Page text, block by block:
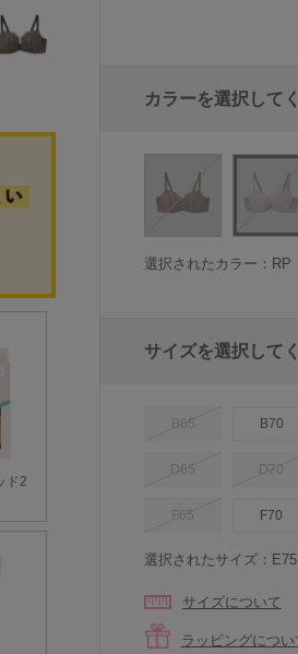
カラーを選択して
選択されたカラー：RP
サイズを選択して
B65 B70
D65 D70
F65 F70
選択されたサイズ：E75
サイズについて
ラッピングについ